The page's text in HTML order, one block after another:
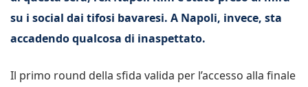
su i social dai tifosi bavaresi. A Napoli, invece, sta
accadendo qualcosa di inaspettato.
Il primo round della sfida valida per l’accesso alla finale